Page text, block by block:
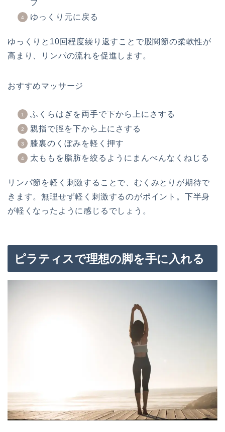
プ
ゆっくり元に戻る
ゆっくりと10回程度繰り返すことで股関節の柔軟性が
高まり、リンパの流れを促進します。
おすすめマッサージ
ふくらはぎを両手で下から上にさする
親指で脛を下から上にさする
膝裏のくぼみを軽く押す
太ももを脂肪を絞るようにまんべんなくねじる
リンパ節を軽く刺激することで、むくみとりが期待で
きます。無理せず軽く刺激するのがポイント。下半身
が軽くなったように感じるでしょう。
ピラティスで理想の脚を手に入れる